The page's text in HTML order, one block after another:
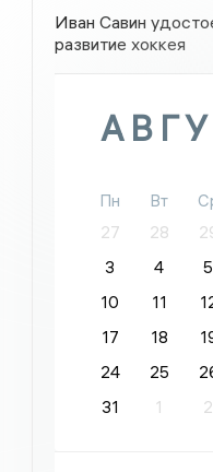
Иван Савин
развитие хоккея
Пн Вт
27
28
3
4 5
10
11
17
18
24
25
31
1 2